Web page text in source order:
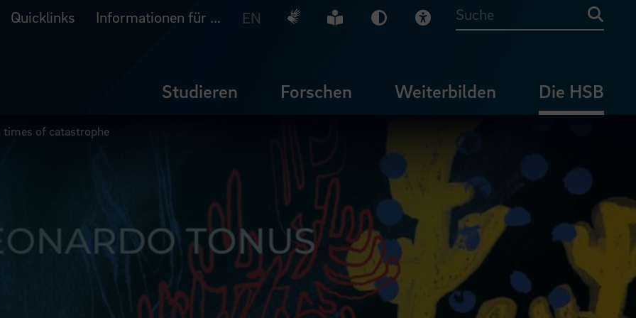
Quicklinks Informationen für ... EN Deutsche Gebärdensprache
Leichte Sprache
Dunkel-Modus
Visuelle Hilfe
Suche
Studieren Forschen Weiterbilden Die HSB
of catastrophe